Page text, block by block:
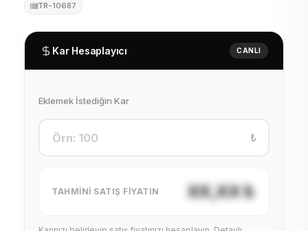
TR-10687
Kar Hesaplayıcı CANLI
Eklemek İstediğin Kar
₺
TAHMINI SATIŞ FIYATIN XX,XX ₺